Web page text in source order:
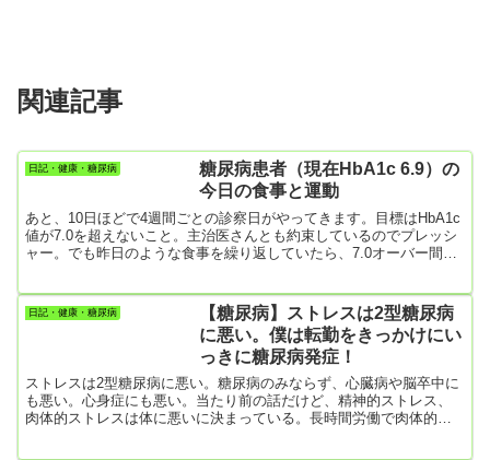
関連記事
日記・健康・糖尿病
糖尿病患者（現在HbA1c 6.9）の
今日の食事と運動
あと、10日ほどで4週間ごとの診察日がやってきます。目標はHbA1c
値が7.0を超えないこと。主治医さんとも約束しているのでプレッシ
ャー。でも昨日のような食事を繰り返していたら、7.0オーバー間違
食・バタピー1袋（約100ｇ）・チョコレートケーキ1個（トップ画面
のケーキの4分の1）・コーヒー今日も、昼食にバタピー、ケーキを
日記・健康・糖尿病
【糖尿病】ストレスは2型糖尿病
に悪い。僕は転勤をきっかけにい
っきに糖尿病発症！
ストレスは2型糖尿病に悪い。糖尿病のみならず、心臓病や脳卒中に
も悪い。心身症にも悪い。当たり前の話だけど、精神的ストレス、
肉体的ストレスは体に悪いに決まっている。長時間労働で肉体的ス